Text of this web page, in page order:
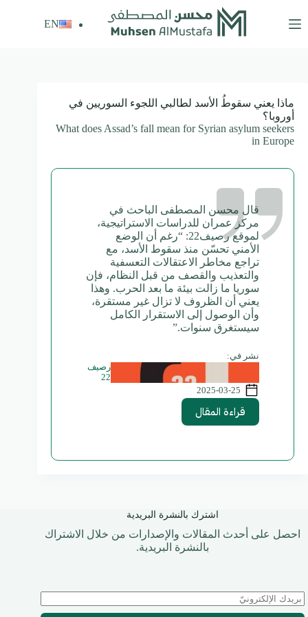
إلى
المحتوى
EN
ماذا يعني سقوطُ الأسد لطالبي اللجوء السوريين في
أوروبا؟
What does Assad’s fall mean for Syrian asylum seekers
in Europe
قال محسن المصطفى الباحث في
مركز عمران للدراسات الاستراتيجية،
لموقع رصيف22: “رغم أن الوضع
الأمني تحسّن منذ سقوط الأسد، مع
تراجع مخاطر الاعتقالات التعسفية
والتعذيب والقصف من قبل النظام، فإن
سوريا ما زالت بيئة ما بعد الحرب. وهذا
يعني أن الظروف لا تزال غير مستقرة،
وأن الوصول إلى الاستقرار الكامل
سيستغرق سنوات.”
نشر في:
رصيف
22
2025-03-25
قراءة المقال
اشترك بالنشرة البريدية
احصل على أحدث المقالات والإصدارات من خلال الاشتراك
بالنشرة البريدية.